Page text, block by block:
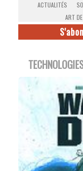
ACTUALITÉS
ART